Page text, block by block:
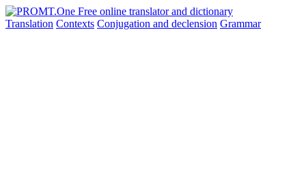
Translation Contexts Conjugation and declension Grammar